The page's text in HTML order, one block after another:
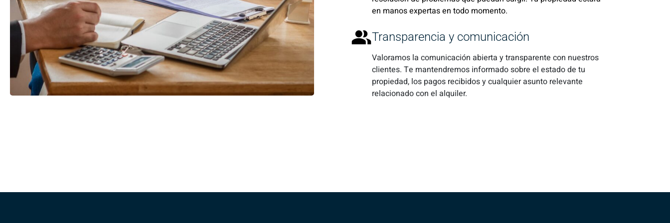
en manos expertas en todo momento.
Transparencia y comunicación
Valoramos la comunicación abierta y transparente con nuestros
clientes. Te mantendremos informado sobre el estado de tu
propiedad, los pagos recibidos y cualquier asunto relevante
relacionado con el alquiler.